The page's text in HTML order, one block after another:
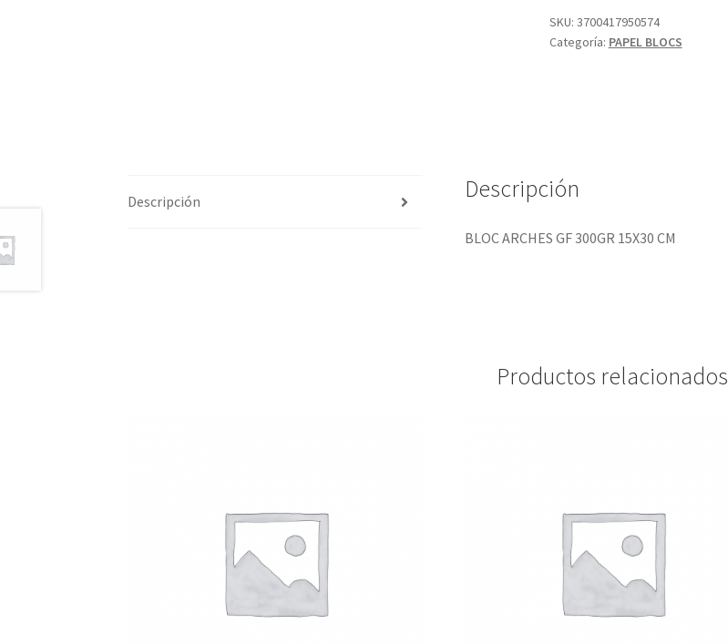
CM
cantidad
SKU: 3700417950574
Categoría: PAPEL BLOCS
Descripción Descripción
BLOC ARCHES GF 300GR 15X30 CM
Productos relacionados